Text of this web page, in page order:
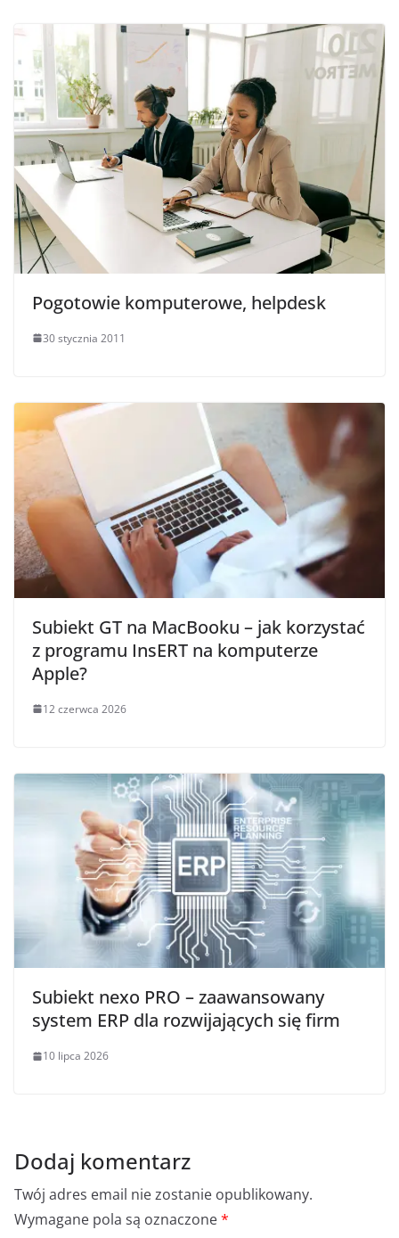
Pogotowie komputerowe, helpdesk
30 stycznia 2011
Subiekt GT na MacBooku – jak korzystać
z programu InsERT na komputerze
Apple?
12 czerwca 2026
Subiekt nexo PRO – zaawansowany
system ERP dla rozwijających się firm
10 lipca 2026
Dodaj komentarz
Twój adres email nie zostanie opublikowany.
Wymagane pola są oznaczone*